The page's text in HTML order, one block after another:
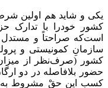
یکی و شاید هم اولین
کشور خودرا با تدارک
است‌که صراحتاً و
سازمانِ کمونیستی و
کشور (صرف‌نظر از
حضور بلافاصله در دو